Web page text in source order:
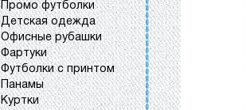
Промо футболки
Детская одежда
Офисные рубашки
Фартуки
Футболки с принтом
Панамы
Куртки